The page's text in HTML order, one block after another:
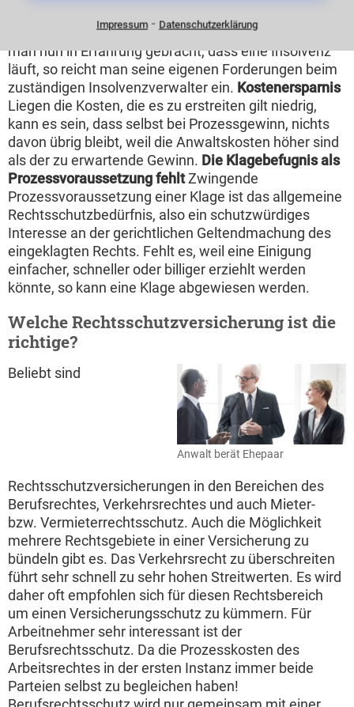
Schuldnerverzeichnisanfrage überprüft werden. Hat
man nun in Erfahrung gebracht, dass eine Insolvenz
läuft, so reicht man seine eigenen Forderungen beim
zuständigen Insolvenzverwalter ein. Kostenersparnis
Liegen die Kosten, die es zu erstreiten gilt niedrig,
kann es sein, dass selbst bei Prozessgewinn, nichts
davon übrig bleibt, weil die Anwaltskosten höher sind
als der zu erwartende Gewinn. Die Klagebefugnis als
Prozessvoraussetzung fehltZwingende
Prozessvoraussetzung einer Klage ist das allgemeine
Rechtsschutzbedürfnis, also ein schutzwürdiges
Interesse an der gerichtlichen Geltendmachung des
eingeklagten Rechts. Fehlt es, weil eine Einigung
einfacher, schneller oder billiger erziehlt werden
könnte, so kann eine Klage abgewiesen werden.
Welche Rechtsschutzversicherung ist die
richtige?
Anwalt berät Ehepaar
Beliebt sind
Rechtsschutzversicherungen in den Bereichen des
Berufsrechtes, Verkehrsrechtes und auch Mieter-
bzw. Vermieterrechtsschutz. Auch die Möglichkeit
mehrere Rechtsgebiete in einer Versicherung zu
bündeln gibt es. Das Verkehrsrecht zu überschreiten
führt sehr schnell zu sehr hohen Streitwerten. Es wird
daher oft empfohlen sich für diesen Rechtsbereich
um einen Versicherungsschutz zu kümmern. Für
Arbeitnehmer sehr interessant ist der
Berufsrechtsschutz. Da die Prozesskosten des
Arbeitsrechtes in der ersten Instanz immer beide
Parteien selbst zu begleichen haben!
Impressum⁃ Datenschutzerklärung